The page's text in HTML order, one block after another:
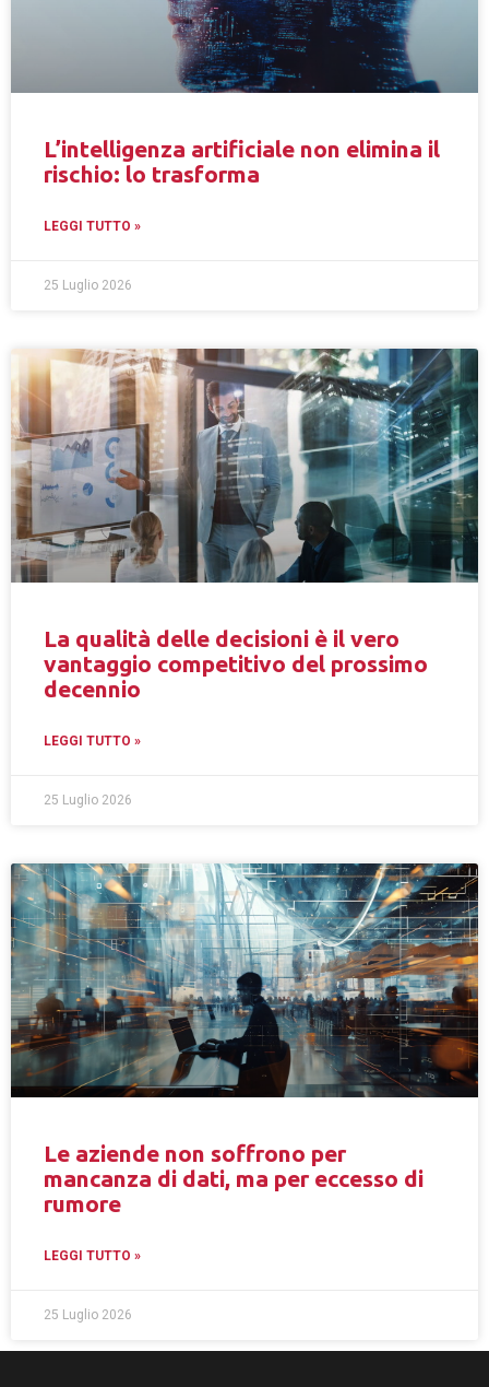
L’intelligenza artificiale non elimina il
rischio: lo trasforma
LEGGI TUTTO »
25 Luglio 2026
La qualità delle decisioni è il vero
vantaggio competitivo del prossimo
decennio
LEGGI TUTTO »
25 Luglio 2026
Le aziende non soffrono per
mancanza di dati, ma per eccesso di
rumore
LEGGI TUTTO »
25 Luglio 2026